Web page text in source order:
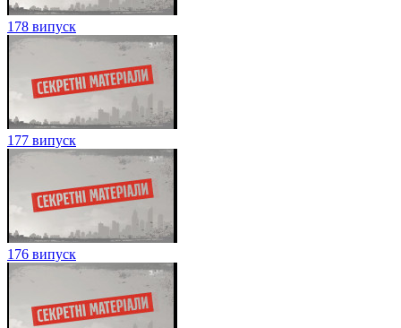
178 випуск
177 випуск
176 випуск